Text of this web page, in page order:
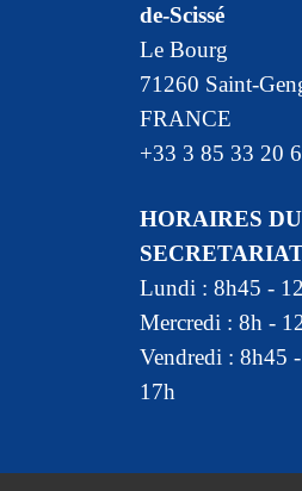
de-Scissé
Le Bourg
71260 Saint-
FRANCE
+33 3 85 33 20
HORAIRES DU
Lundi : 8h45 -
Mercredi : 8h -
Vendredi : 8h45
17h